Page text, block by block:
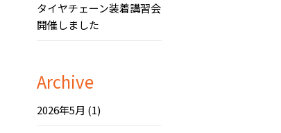
タイヤチェーン装着講習会
開催しました
Archive
2026年5月 (1)